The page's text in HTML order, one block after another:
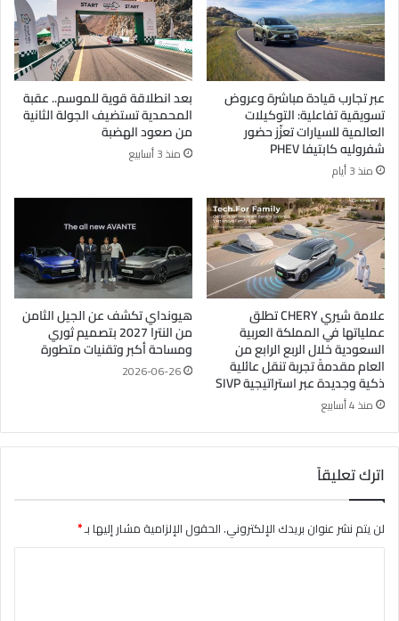
عبر تجارب قيادة مباشرة وعروض
تسويقية تفاعلية: التوكيلات
العالمية للسيارات تعزّز حضور
شفروليه كابتيفا PHEV
منذ 3 أيام
بعد انطلاقة قوية للموسم.. عقبة
المحمدية تستضيف الجولة الثانية
من صعود الهضبة
منذ 3 أسابيع
علامة شيري CHERY تطلق
عملياتها في المملكة العربية
السعودية خلال الربع الرابع من
العام مقدمةً تجربة تنقل عائلية
ذكية وجديدة عبر استراتيجية SIVP
منذ 4 أسابيع
هيونداي تكشف عن الجيل الثامن
من النترا 2027 بتصميم ثوري
ومساحة أكبر وتقنيات متطورة
2026-06-26
اترك تعليقاً
لن يتم نشر عنوان بريدك الإلكتروني.الحقول الإلزامية مشار إليها بـ*